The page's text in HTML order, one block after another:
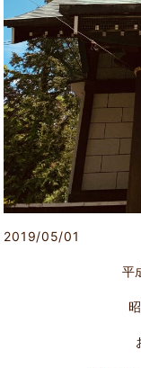
2019/05/01
平